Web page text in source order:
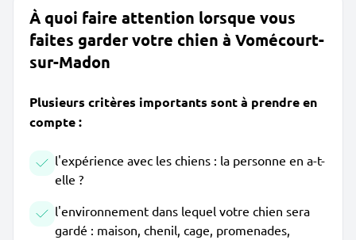
À quoi faire attention lorsque vous
faites garder votre chien à Vomécourt-
sur-Madon
Plusieurs critères importants sont à prendre en
compte :
l'expérience avec les chiens : la personne en a-t-
elle ?
l'environnement dans lequel votre chien sera
gardé : maison, chenil, cage, promenades,